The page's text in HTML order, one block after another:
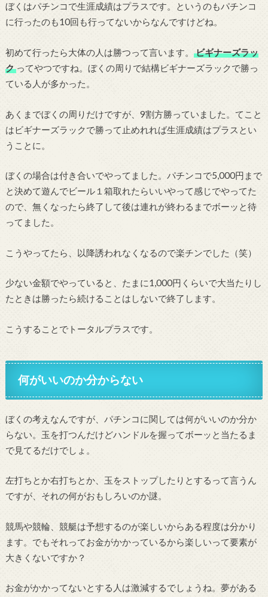
ぼくはパチンコで生涯成績はプラスです。というのもパチンコ
に行ったのも10回も行ってないからなんですけどね。
初めて行ったら大体の人は勝つって言います。
ビギナーズラッ
クってやつですね。ぼくの周りで結構ビギナーズラックで勝っ
ている人が多かった。
あくまでぼくの周りだけですが、9割方勝っていました。てこと
はビギナーズラックで勝って止めれれば生涯成績はプラスとい
うことに。
ぼくの場合は付き合いでやってました。パチンコで5,000円まで
と決めて遊んでビール１箱取れたらいいやって感じでやってた
ので、無くなったら終了して後は連れが終わるまでボーッと待
ってました。
こうやってたら、以降誘われなくなるので楽チンでした（笑）
少ない金額でやっていると、たまに1,000円くらいで大当たりし
たときは勝ったら続けることはしないで終了します。
こうすることでトータルプラスです。
何がいいのか分からない
ぼくの考えなんですが、パチンコに関しては何がいいのか分か
らない。玉を打つんだけどハンドルを握ってボーッと当たるま
で見てるだけでしょ。
左打ちとか右打ちとか、玉をストップしたりとするって言うん
ですが、それの何がおもしろいのか謎。
競馬や競輪、競艇は予想するのが楽しいからある程度は分かり
ます。でもそれってお金がかかっているから楽しいって要素が
大きくないですか？
お金がかかってないとする人は激減するでしょうね。夢がある